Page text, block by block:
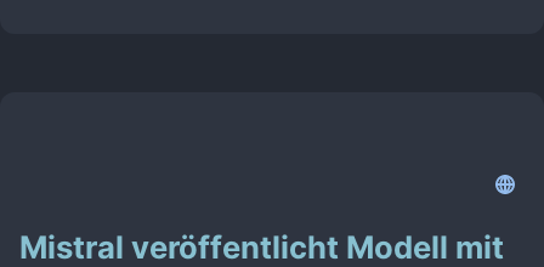
Mistral veröffentlicht Modell mit